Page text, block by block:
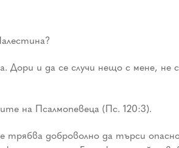
Дори и да се случи нещо с мене, не
на Псалмопевеца (Пс. 120:3).
доброволно да търси